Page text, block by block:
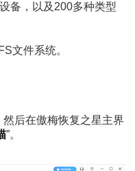
备，以及200多种类型
文件系统。
后在傲梅恢复之星主界
”。